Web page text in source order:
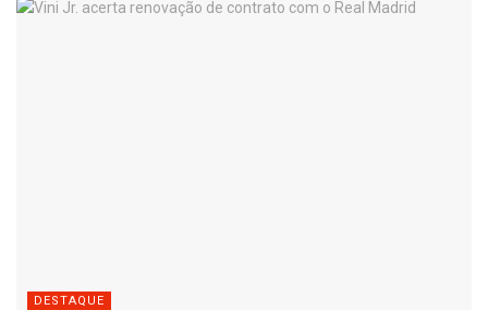
DESTAQUE